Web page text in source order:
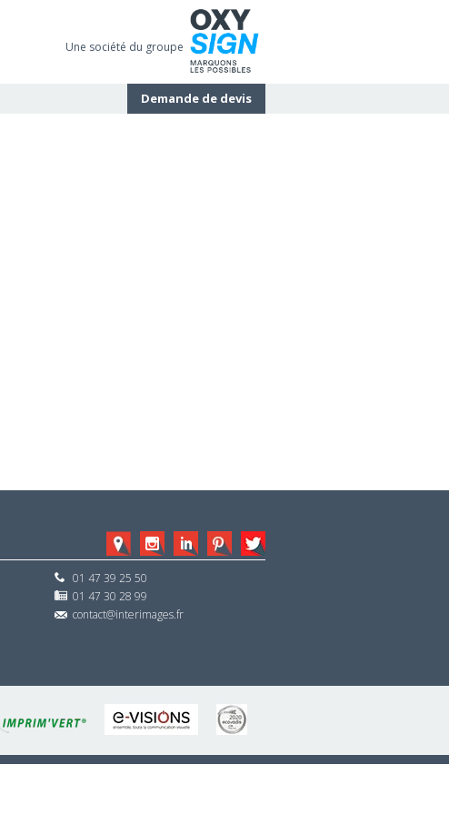
Une société du groupe
Demande de devis
01 47 39 25 50
01 47 30 28 99
contact@interimages.fr